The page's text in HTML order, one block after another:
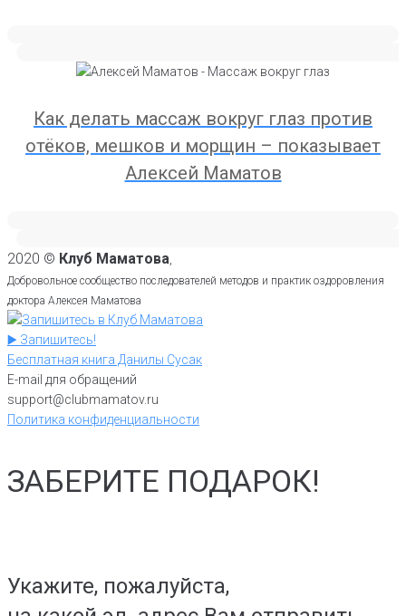
Как делать массаж вокруг глаз против
отёков, мешков и морщин – показывает
Алексей Маматов
2020 © Клуб Маматова
Добровольное сообщество последователей методов и практик оздоровления
доктора Алексея Маматова
▶️ Запишитесь!
Бесплатная книга Данилы Сусак
E-mail для обращений
support@clubmamatov.ru
Политика конфиденциальности
ЗАБЕРИТЕ ПОДАРОК!
Укажите, пожалуйста,